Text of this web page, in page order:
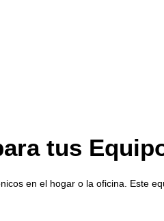
tus Equipos
en el hogar o la oficina. Este